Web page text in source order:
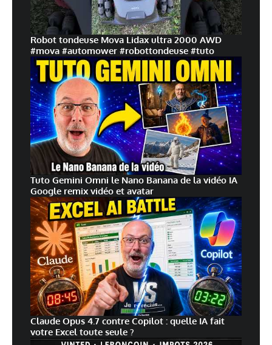
Robot tondeuse Mova Lidax ultra 2000 AWD
#mova #automower #robottondeuse #tuto
Tuto Gemini Omni le Nano Banana de la vidéo IA
Google remix vidéo et avatar
Claude Opus 4.7 contre Copilot : quelle IA fait
votre Excel toute seule ?